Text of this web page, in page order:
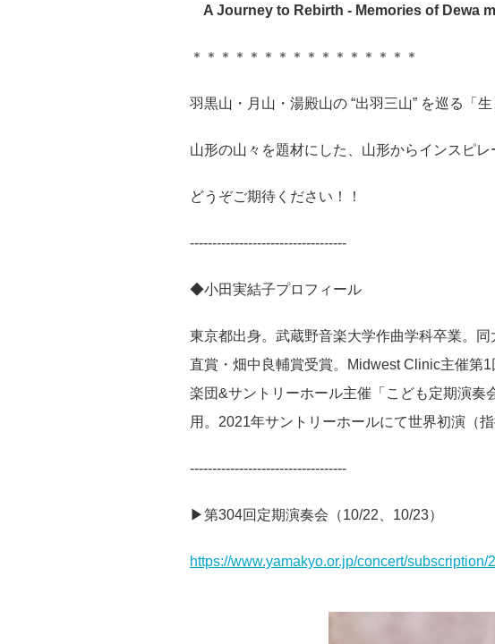
A Journey to Rebirth - Memories of Dewa
＊＊＊＊＊＊＊＊＊＊＊＊＊＊＊＊
羽黒山・月山・湯殿山の “出羽三山” を巡る「生
山形の山々を題材にした、山形からインスピ
どうぞご期待ください！！
-----------------------------------
◆小田実結子プロフィール
東京都出身。武蔵野音楽大学作曲学科卒業。
直賞・畑中良輔賞受賞。
Midwest Clinic主催第1
楽団&サントリーホール主催「こども定期演奏
用。 2021年サントリーホールにて世界初演（指
-----------------------------------
▶第304回定期演奏会（10/22 10/23）
https://www.yamakyo.or.jp/concert/subscription/